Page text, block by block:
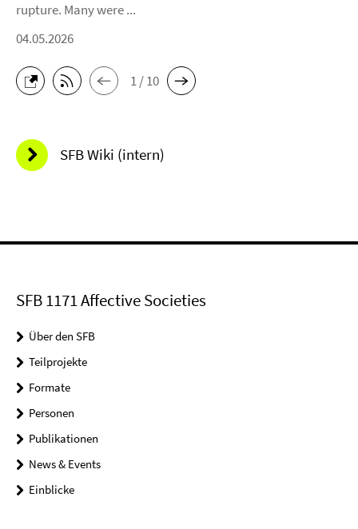
rupture. Many were ...
04.05.2026
1 / 10
SFB Wiki (intern)
SFB 1171 Affective Societies
Über den SFB
Teilprojekte
Formate
Personen
Publikationen
News & Events
Einblicke